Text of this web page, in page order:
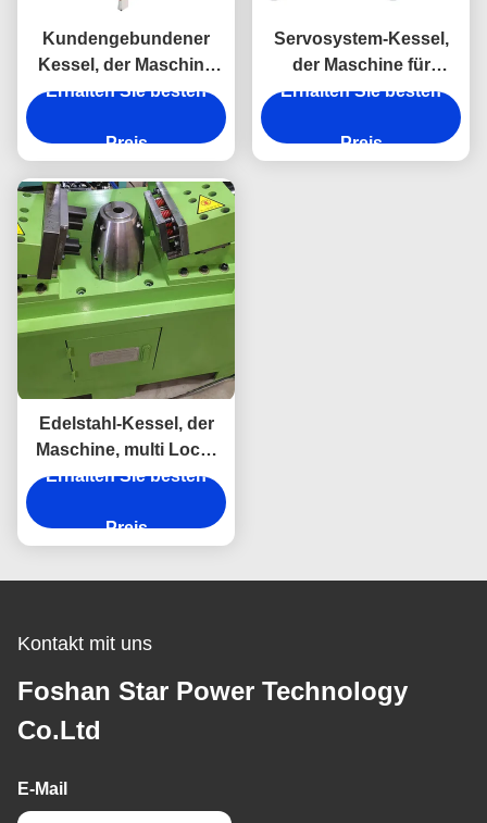
Kundengebundener
Kessel, der Maschine
für Edelstahl-Kessel-
Erhalten Sie besten
Preis
Servosystem-Kessel,
der Maschine für
Kessel-bronzierendes
Schweißen herstellt
Erhalten Sie besten
Preis
Edelstahl-Kessel, der
Maschine, multi Loch-
automatische
Erhalten Sie besten
Preis
Kontakt mit uns
Foshan Star Power Technology
Co.Ltd
E-Mail